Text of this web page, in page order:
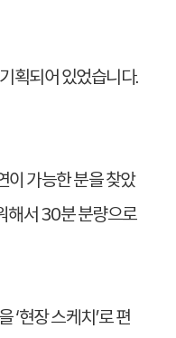
획되어 있었습니다.
이 가능한 분을 찾았
해서 30분 분량으로
‘현장 스케치’로 편